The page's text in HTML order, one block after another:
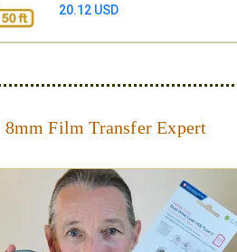
20.12 USD
8mm Film Transfer Expert
- get your films in a "grab and go" format!
8mm or Super 8 films onto a handy USB
(or hard drive.)